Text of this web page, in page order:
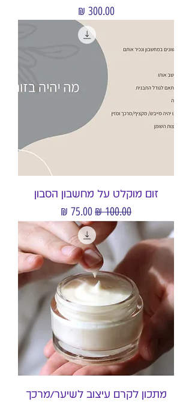
מחיר‏300.00 ‏₪
זום מוקלט על מחשבון הסבון
מחיר רגיל מחיר מבצע
מתכון לקרם עיצוב לשיער/מרכך